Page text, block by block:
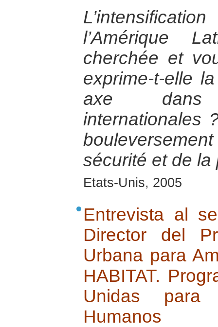
l’Amérique
cherchée et
exprime-t-elle
axe
internationales
sécurité et de la
Etats-Unis, 2005
Entrevista al
Director del
Urbana para
HABITAT.
Unidas para
Humanos